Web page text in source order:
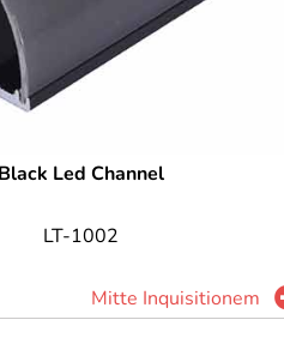
Black Led Channel
LT-1002
Mitte Inquisitionem